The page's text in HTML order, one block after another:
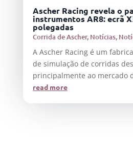
Ascher Racing revela o
instrumentos AR8: ecrã
polegadas
Corrida de Ascher, Notícias,
A Ascher Racing é um
de simulação de corridas
principalmente ao mercado
read more